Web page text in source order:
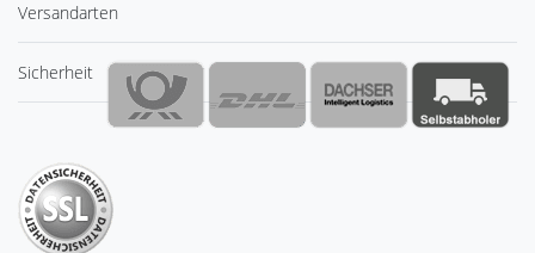
Versandarten
Sicherheit